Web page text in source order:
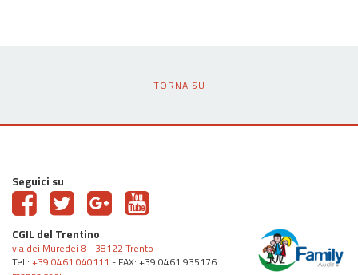
TORNA SU
Seguici su
CGIL del Trentino
via dei Muredei 8 - 38122 Trento
Tel.: +39 0461 040111 - FAX: +39 0461 935176